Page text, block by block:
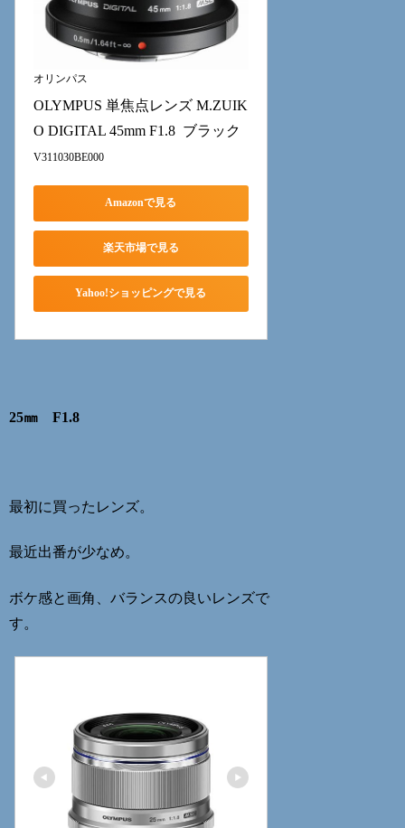
オリンパス
OLYMPUS 単焦点レンズ M.ZUIK
O DIGITAL 45mm F1.8  ブラック
V311030BE000
Amazonで見る
楽天市場で見る
Yahoo!ショッピングで見る
25㎜ F1.8
最初に買ったレンズ。
最近出番が少なめ。
ボケ感と画角、バランスの良いレンズで
す。